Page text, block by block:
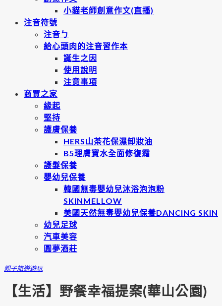
小貓老師創意作文(直播)
注音符號
注音ㄅ
給心頭肉的注音習作本
誕生之因
使用說明
注意事項
商賈之家
緣起
堅持
護膚保養
HERS山茶花保濕卸妝油
B5理膚寶水全面修復霜
護髮保養
嬰幼兒保養
韓國無毒嬰幼兒沐浴泡泡粉
SKINMELLOW
美國天然無毒嬰幼兒保養DANCING SKIN
幼兒足球
汽車美容
圓夢酒莊
親子旅遊遊玩
【生活】野餐幸福提案(華山公園)